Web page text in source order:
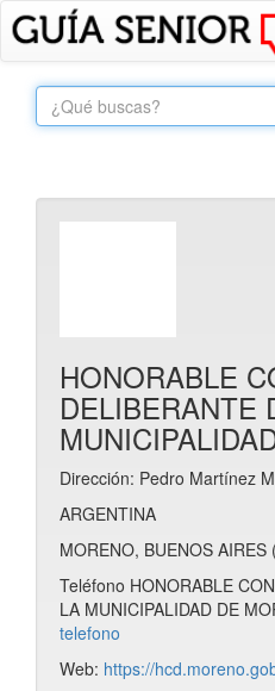
HONORABLE
DELIBERANTE
Dirección: Pedro Martínez
ARGENTINA
MORENO, BUENOS AIRES
Teléfono HONORABLE
LA MUNICIPALIDAD DE
telefono
Web: https://